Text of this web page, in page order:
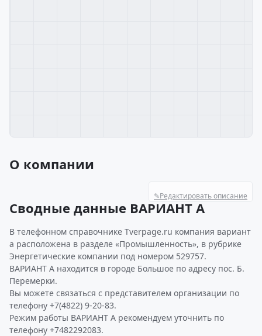
О компании
✎Редактировать описание
Сводные данные ВАРИАНТ А
В телефонном справочнике Tverpage.ru компания вариант
а расположена в разделе «Промышленность», в рубрике
Энергетические компании под номером 529757.
ВАРИАНТ А находится в городе Большое по адресу пос. Б.
Перемерки.
Вы можете связаться с представителем организации по
телефону +7(4822) 9-20-83.
Режим работы ВАРИАНТ А рекомендуем уточнить по
телефону +7482292083.